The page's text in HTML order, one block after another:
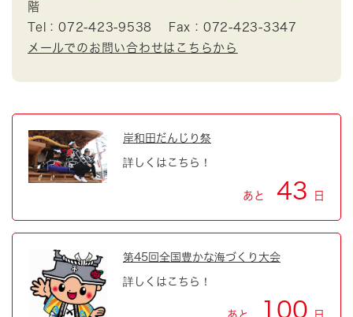
階
Tel：072-423-9538
Fax：072-423-3347
メールでのお問い合わせはこちらから
岸和田だんじり祭
詳しくはこちら！
あと 43 日
第45回全国豊かな海づくり大会
詳しくはこちら！
あと 100 日